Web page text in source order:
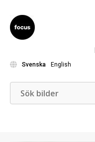
Svenska English